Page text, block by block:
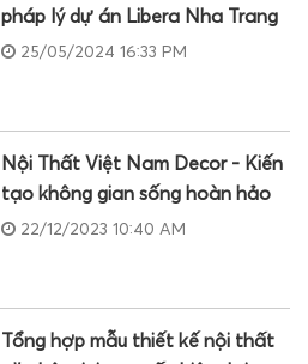
pháp lý dự án Libera Nha Trang
25/05/2024 16:33 PM
Nội Thất Việt Nam Decor - Kiến
tạo không gian sống hoàn hảo
22/12/2023 10:40 AM
Tổng hợp mẫu thiết kế nội thất